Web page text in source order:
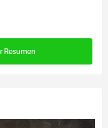
Resumen